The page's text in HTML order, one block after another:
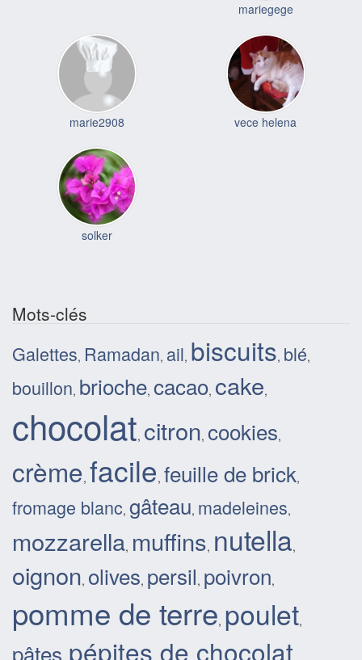
mariegege
marie2908 vece helena
solker
Mots-clés
Galettes, Ramadan, ail, biscuits, blé,
bouillon, brioche, cacao, cake,
chocolat, citron, cookies,
crème, facile, feuille de brick,
fromage blanc, gâteau, madeleines,
mozzarella, muffins, nutella,
oignon, olives, persil, poivron,
pomme de terre, poulet,
pâtes pépites de chocolat